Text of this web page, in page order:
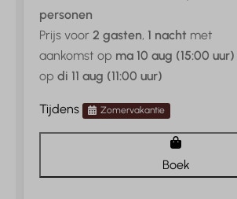
personen
Prijs voor 2 gasten, 1 nacht met
aankomst op ma 10 aug (15:00 uur)
op di 11 aug (11:00 uur)
Tijdens Zomervakantie
Boek